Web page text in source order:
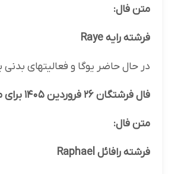
متن فال:
فرشته رایه Raye
در حال حاضر یوگا و فعالیتهای
فال فرشتگان ۲۶ فروردین ۱۴۰۵ برای متولدین مرداد
متن فال:
فرشته رافائل Raphael